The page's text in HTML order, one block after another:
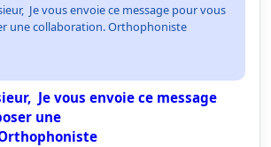
Je vous envoie ce message pour vous
une collaboration. Orthophoniste
Je vous envoie ce message
une